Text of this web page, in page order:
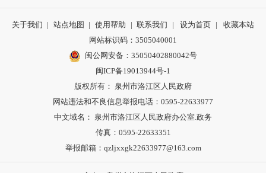
关于我们 | 站点地图 | 使用帮助 | 联系我们 | 设为首页 |
收藏本站
网站标识码：3505040001
闽公网安备：35050402880042号
闽ICP备19013944号-1
版权所有： 泉州市洛江区人民政府
网站违法和不良信息举报电话：0595-22633977
中文域名： 泉州市洛江区人民政府办公室.政务
传真：0595-22633351
举报邮箱：qzljxxgk22633977@163.com